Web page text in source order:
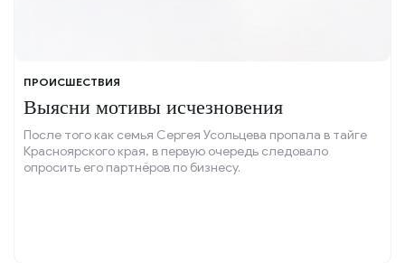
ПРОИСШЕСТВИЯ
Выясни мотивы исчезновения
После того как семья Сергея Усольцева пропала в тайге
Красноярского края, в первую очередь следовало
опросить его партнёров по бизнесу.